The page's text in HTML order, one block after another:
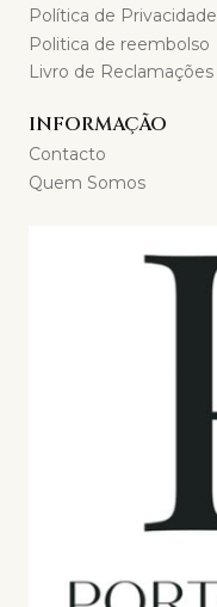
Política de Privacidade
Politica de reembolso
Livro de Reclamações
INFORMAÇÃO
Contacto
Quem Somos